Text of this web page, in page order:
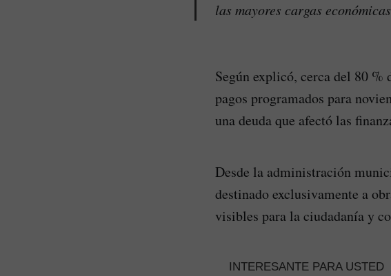
las mayores cargas
Según explicó, cerca del 80 %
pagos programados para
una deuda que afectó las
Desde la administración
destinado exclusivamente a
visibles para la ciudadanía y